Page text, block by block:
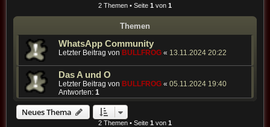
2 Themen • Seite 1 von 1
Themen
WhatsApp Community
Letzter Beitrag von BULLFROG« 13.11.2024 20:22
Das A und O
Letzter Beitrag von BULLFROG« 05.11.2024 19:40
Antworten: 1
Neues Thema
2 Themen • Seite 1 von 1